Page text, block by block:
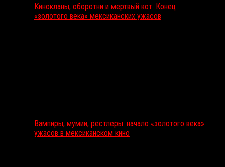
Кинокланы, оборотни и мертвый кот: Конец
«золотого века» мексиканских ужасов
Вампиры, мумии, рестлеры: начало «золотого века»
ужасов в мексиканском кино